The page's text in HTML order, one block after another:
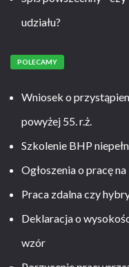
udziału?
POLECAMY
Wniosek o
powyżej 55. r.ż.
Szkolenie BHP
Ogłoszenia o pracę
Praca zdalna czy
Deklaracja o
wzór